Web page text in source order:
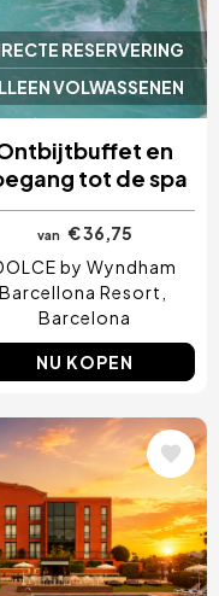
RESERVERING
VOLWASSENEN
en
tot de spa
van € 36,75
by Wyndham
Barcellona Resort
Barcelona
NU KOPEN